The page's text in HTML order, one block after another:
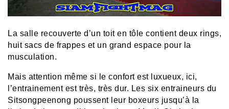
La salle recouverte d’un toit en tôle contient deux rings,
huit sacs de frappes et un grand espace pour la
musculation.
Mais attention même si le confort est luxueux, ici,
l’entrainement est très, très dur. Les six entraineurs du
Sitsongpeenong poussent leur boxeurs jusqu’à la